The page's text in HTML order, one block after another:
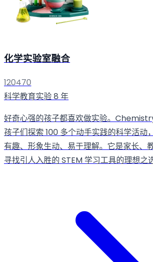
化学实验室融合
120470
科学教育实验8 年
好奇心强的孩子都喜欢做实验。
孩子们探索 100 多个动手实践的科学活动
有趣、形象生动、易于理解。它是家长、
寻找引人入胜的 STEM 学习工具的理想之